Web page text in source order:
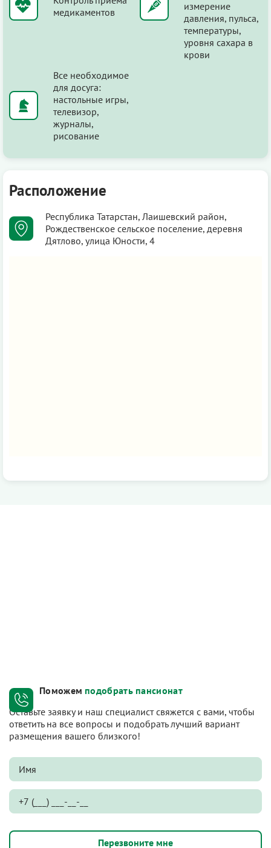
медикаментов
измерение
давления, пульса,
температуры,
уровня сахара в
крови
Все необходимое
для досуга:
настольные игры,
телевизор,
журналы,
рисование
Расположение
Республика Татарстан, Лаишевский район,
Рождественское сельское поселение, деревня
Дятлово, улица Юности, 4
Поможем подобрать пансионат
Оставьте заявку и наш специалист свяжется с вами, чтобы
ответить на все вопросы и подобрать лучший вариант
размещения вашего близкого!